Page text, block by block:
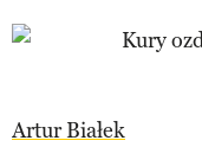
Artur Białek